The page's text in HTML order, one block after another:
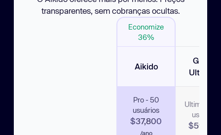
transparentes, sem cobranças ocultas.
Economize
36%
Aikido
GitLab
Ultimate
Pro - 50
usuários
$37,800
/ano
Ultimate -
usuários